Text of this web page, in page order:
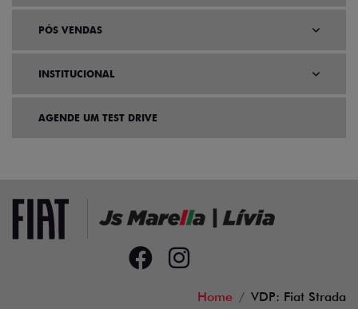
PÓS VENDAS
INSTITUCIONAL
AGENDE UM TEST DRIVE
Home VDP: Fiat Strada